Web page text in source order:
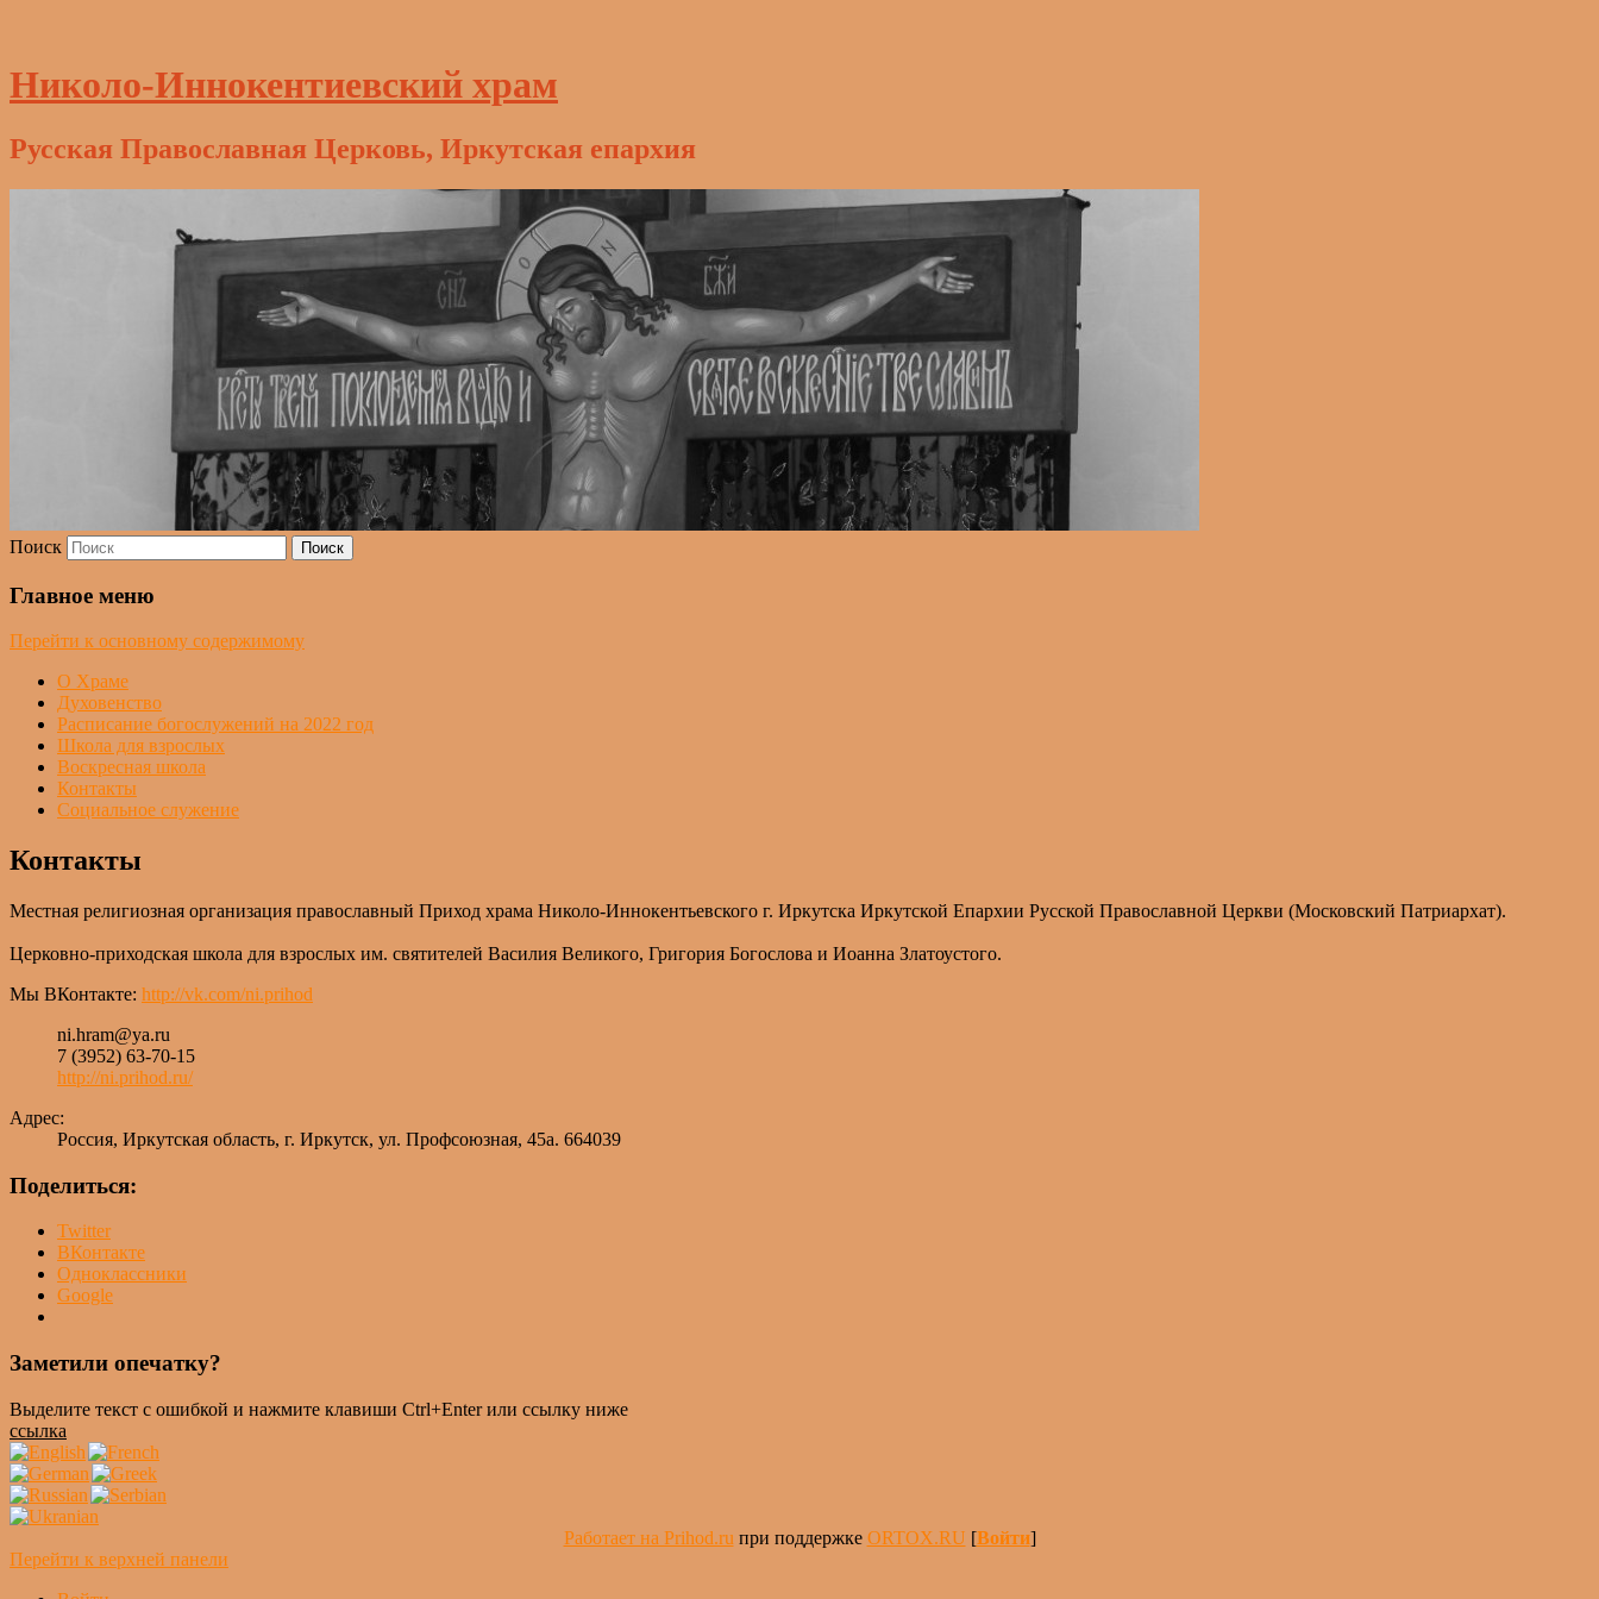
Николо-Иннокентиевский храм
Русская Православная Церковь, Иркутская епархия
Поиск
Главное меню
Перейти к основному содержимому
О Храме
Духовенство
Расписание богослужений на 2022 год
Школа для взрослых
Воскресная школа
Контакты
Социальное служение
Контакты
Местная религиозная организация православный Приход храма Николо-Иннокентьевского г. Иркутска Иркутской Епархии Русской Православной Церкви (Московский Патриархат).
Церковно-приходская школа для взрослых им. святителей Василия Великого, Григория Богослова и Иоанна Златоустого.
Мы ВКонтакте: http://vk.com/ni.prihod
ni.hram@ya.ru
7 (3952) 63-70-15
http://ni.prihod.ru/
Адрес:
Россия, Иркутская область, г. Иркутск, ул. Профсоюзная, 45а. 664039
Поделиться:
Twitter
ВКонтакте
Одноклассники
Google
Заметили опечатку?
Выделите текст с ошибкой и нажмите клавиши Ctrl+Enter или ссылку ниже
ссылка
Работает на Prihod.ru при поддержке ORTOX.RU [Войти]
Перейти к верхней панели